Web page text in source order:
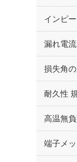
インピ
漏れ電流
損失角
耐久性
高温無
端子メ